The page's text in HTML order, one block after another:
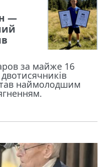
—
за майже 16
наймолодшим